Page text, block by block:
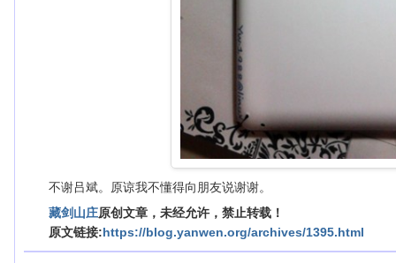
不谢吕斌。原谅我不懂得向朋友说谢谢。
藏剑山庄原创文章，未经允许，禁止转载！
原文链接:https://blog.yanwen.org/archives/1395.html